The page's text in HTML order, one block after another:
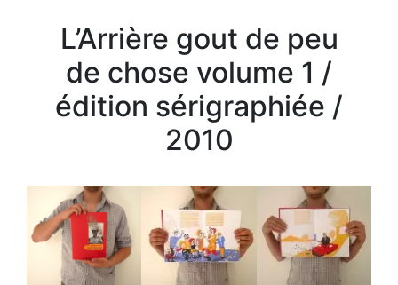
L’Arrière gout de peu
de chose volume 1 /
édition sérigraphiée /
2010